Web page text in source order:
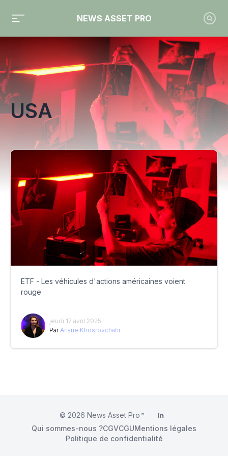
NEWS ASSET PRO
Toute l'actualité sur le tag "USA"
USA
ETF - Les véhicules d'actions américaines voient
rouge
jeudi 17 avril 2025
Par Ariane Khosrovchahi
© 2026 News Asset Pro™ LinkedIn
Qui sommes-nous ?CGVCGUMentions légales
Politique de confidentialité